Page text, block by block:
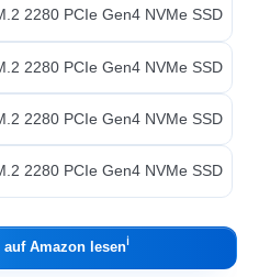
auf Amazon lesenℹ︎